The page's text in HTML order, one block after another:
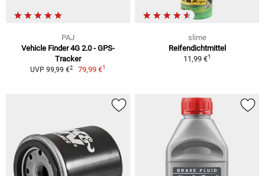
PAJ
Vehicle Finder 4G 2.0 - GPS-
Tracker
UVP 99,99 €2 79,99 €1
slime
Reifendichtmittel
11,99 €1